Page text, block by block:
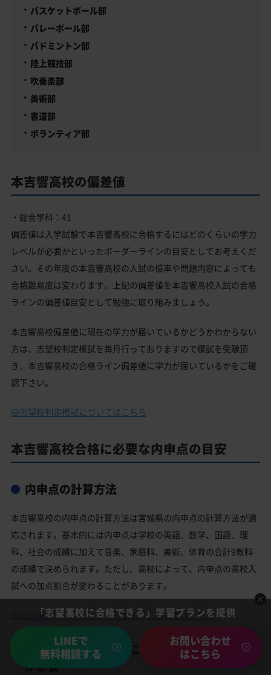
バスケットボール部
バレーボール部
バドミントン部
陸上競技部
吹奏楽部
美術部
書道部
ボランティア部
本吉響高校の偏差値
・総合学科：41
偏差値は入学試験で本吉響高校に合格するにはどのくらいの学力
レベルが必要かといったボーダーラインの目安としてお考えくだ
さい。その年度の本吉響高校の入試の倍率や問題内容によっても
合格難易度は変わります。上記の偏差値を本吉響高校入試の合格
ラインの偏差値目安として勉強に取り組みましょう。
本吉響高校偏差値に現在の学力が届いているかどうかわからない
方は、志望校判定模試を毎月行っておりますので模試を受験頂
き、本吉響高校の合格ライン偏差値に学力が届いているかをご確
認下さい。
志望校判定模試についてはこちら
本吉響高校合格に必要な内申点の目安
内申点の計算方法
本吉響高校の内申点の計算方法は宮城県の内申点の計算方法が適
応されます。基本的には内申点は学校の英語、数学、国語、理
科、社会の成績に加えて音楽、家庭科、美術、体育の合計9教科
の成績で決められます。ただし、高校によって、内申点の高校入
試への加点割合が変わることがあります。
宮城県の内申点の計算方法と加点についてはこちら
本吉響高校合格するには内申点と偏差値両方
が必要
「志望高校に合格できる」学習プランを提供
LINEで
無料相談する
お問い合わせ
はこちら